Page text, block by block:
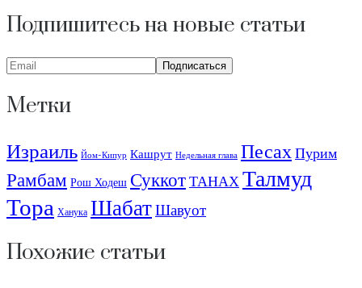
Подпишитесь на новые статьи
Метки
Израиль Йом-Кипур Кашрут Недельная глава Песах Пурим
Рамбам Рош Ходеш СуккотТАНАХТалмуд
Тора Ханука ШабатШавуот
Похожие статьи